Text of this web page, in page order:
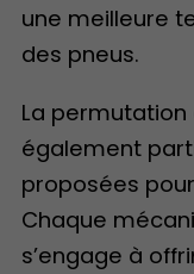
une meilleure
des pneus.
La
également
proposées
Chaque
s’engage à